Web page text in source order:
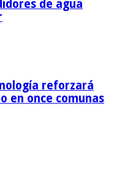
de agua
reforzará
en once comunas